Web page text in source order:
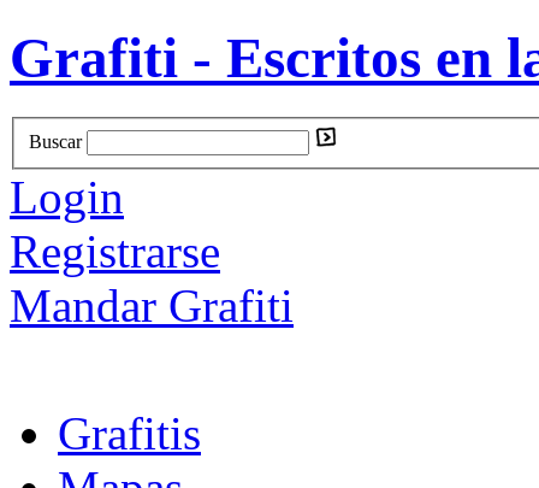
Grafiti - Escritos en
Buscar
Login
Registrarse
Mandar Grafiti
Grafitis